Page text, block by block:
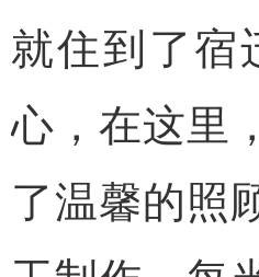
就住到了宿
心，在这里
了温馨的照